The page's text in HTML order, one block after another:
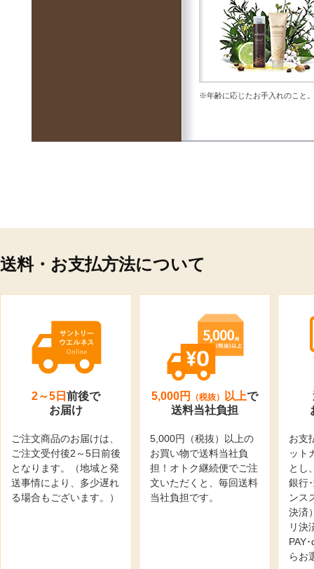
※年齢に応じたお手入れのこと。
送料・お支払方法について
2～5日 前後で
お届け
ご注文商品のお届けは、
ご注文受付後2～5日前後
となります。（地域と発
送事情により、多少遅れ
る場合もございます。）
5,000円 （税抜） 以上で
送料当社負担
5,000円（税抜）以上の
お買い物で送料当社負
担！オトク継続便でご注
文いただくと、毎回送料
当社負担です。
お支
ット
とし
銀行
ンス
決済
リ決
PAY
らお